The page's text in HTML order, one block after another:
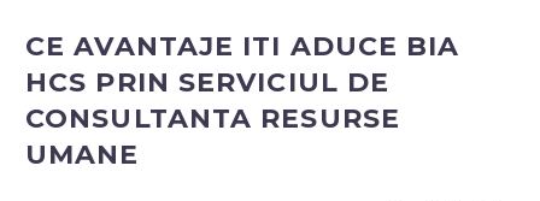
CE AVANTAJE ITI ADUCE BIA
HCS PRIN SERVICIUL DE
CONSULTANTA RESURSE
UMANE